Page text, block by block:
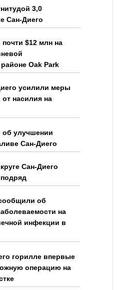
3,0
Сан-Диего
$12 млн на
Oak Park
усилили меры
насилия на
улучшении
Сан-Диего
Сан-Диего
об
на
инфекции в
горилле впервые
операцию на